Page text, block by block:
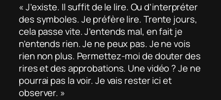
« J’existe. Il suffit de le lire. Ou d’interpréter
des symboles. Je préfère lire. Trente jours,
cela passe vite. J’entends mal, en fait je
n’entends rien. Je ne peux pas. Je ne vois
rien non plus. Permettez-moi de douter des
rires et des approbations. Une vidéo ? Je ne
pourrai pas la voir. Je vais rester ici et
observer. »